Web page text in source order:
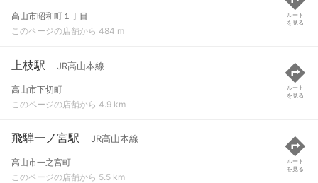
高山市昭和町１丁目
このページの店舗から 484 m
ルート
を見る
上枝駅 JR高山本線
高山市下切町
このページの店舗から 4.9 km
ルート
を見る
飛騨一ノ宮駅 JR高山本線
高山市一之宮町
このページの店舗から 5.5 km
ルート
を見る